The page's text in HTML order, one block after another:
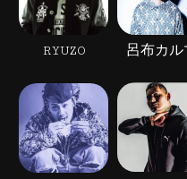
RYUZO 呂布カル